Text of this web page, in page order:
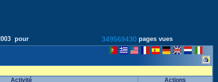
pour 349569430 pages vues
Activité
Actions